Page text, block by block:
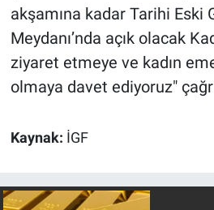
akşamına kadar Tarihi Eski
Meydanı’nda açık olacak
ziyaret etmeye ve kadın
olmaya davet ediyoruz"
Kaynak: İGF